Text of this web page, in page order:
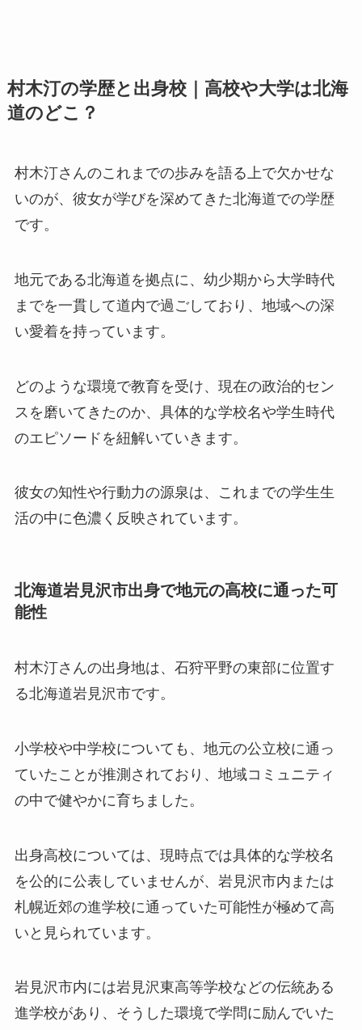
村木汀の学歴と出身校｜高校や大学は北海
道のどこ？
村木汀さんのこれまでの歩みを語る上で欠かせな
いのが、彼女が学びを深めてきた北海道での学歴
です。
地元である北海道を拠点に、幼少期から大学時代
までを一貫して道内で過ごしており、地域への深
い愛着を持っています。
どのような環境で教育を受け、現在の政治的セン
スを磨いてきたのか、具体的な学校名や学生時代
のエピソードを紐解いていきます。
彼女の知性や行動力の源泉は、これまでの学生生
活の中に色濃く反映されています。
北海道岩見沢市出身で地元の高校に通った可
能性
村木汀さんの出身地は、石狩平野の東部に位置す
る北海道岩見沢市です。
小学校や中学校についても、地元の公立校に通っ
ていたことが推測されており、地域コミュニティ
の中で健やかに育ちました。
出身高校については、現時点では具体的な学校名
を公的に公表していませんが、岩見沢市内または
札幌近郊の進学校に通っていた可能性が極めて高
いと見られています。
岩見沢市内には岩見沢東高等学校などの伝統ある
進学校があり、そうした環境で学問に励んでいた